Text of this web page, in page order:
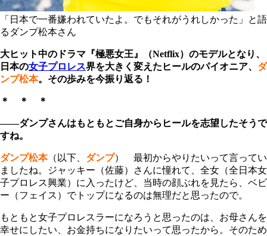
「日本で一番嫌われていたよ。でもそれがうれしかった」と語
るダンプ松本さん
大ヒット中のドラマ『極悪女王』（Netflix）のモデルとなり、
日本の女子プロレス界を大きく変えたヒールのパイオニア、 ダ
ンプ松本。その歩みを今振り返る！
＊ ＊ ＊
――ダンプさんはもともとご自身からヒールを志望したそうで
すね。
ダンプ松本（以下、 ダンプ） 最初からやりたいって言ってい
ましたね。ジャッキー（佐藤）さんに憧れて、全女（全日本女
子プロレス興業）に入ったけど、当時の顔ぶれを見たら、ベビ
ー（フェイス）でトップになるのは無理だと思ったので。
もともと女子プロレスラーになろうと思ったのは、お母さんを
幸せにしたい、お金持ちになりたいって思ったから。そのため